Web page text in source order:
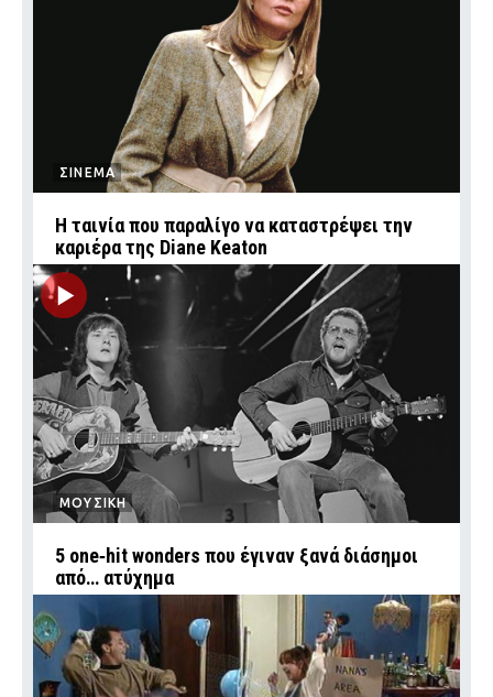
ΣΙΝΕΜΑ
Η ταινία που παραλίγο να καταστρέψει την
καριέρα της Diane Keaton
ΜΟΥΣΙΚΗ
5 one‑hit wonders που έγιναν ξανά διάσημοι
από… ατύχημα